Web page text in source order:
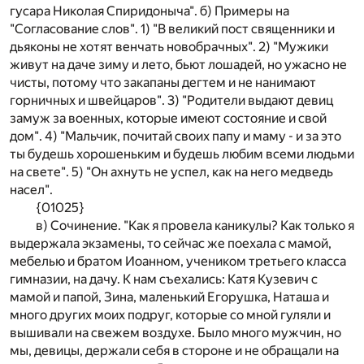
гусара Николая Спиридоныча". б) Примеры на
"Согласование слов". 1) "В великий пост священники и
дьяконы не хотят венчать новобрачных". 2) "Мужики
живут на даче зиму и лето, бьют лошадей, но ужасно не
чисты, потому что закапаны дегтем и не нанимают
горничных и швейцаров". 3) "Родители выдают девиц
замуж за военных, которые имеют состояние и свой
дом". 4) "Мальчик, почитай своих папу и маму - и за это
ты будешь хорошеньким и будешь любим всеми людьми
на свете". 5) "Он ахнуть не успел, как на него медведь
насел".
{01025}
в) Сочинение. "Как я провела каникулы? Как только я
выдержала экзамены, то сейчас же поехала с мамой,
мебелью и братом Иоанном, учеником третьего класса
гимназии, на дачу. К нам съехались: Катя Кузевич с
мамой и папой, Зина, маленький Егорушка, Наташа и
много других моих подруг, которые со мной гуляли и
вышивали на свежем воздухе. Было много мужчин, но
мы, девицы, держали себя в стороне и не обращали на